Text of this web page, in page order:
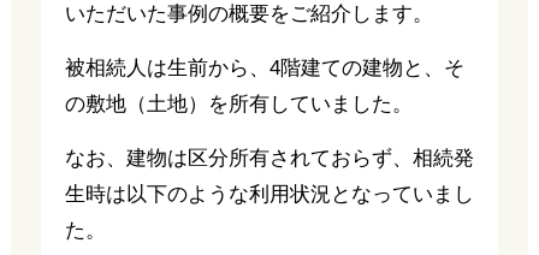
いただいた事例の概要をご紹介します。
被相続人は生前から、4階建ての建物と、そ
の敷地（土地）を所有していました。
なお、建物は区分所有されておらず、相続発
生時は以下のような利用状況となっていまし
た。